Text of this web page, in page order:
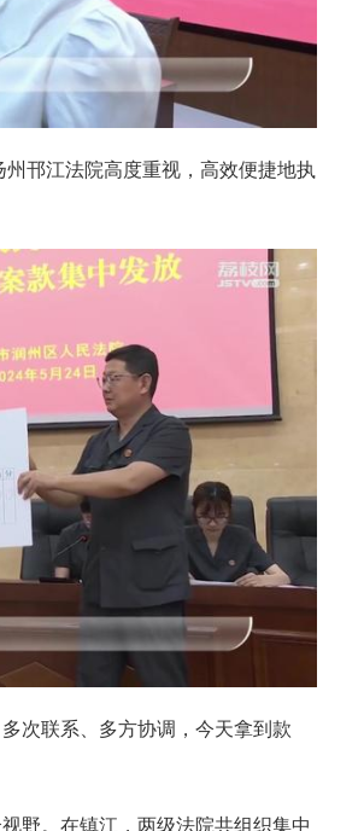
邗江法院高度重视，高效便捷地执
次联系、多方协调，今天拿到款
野。在镇江，两级法院共组织集中